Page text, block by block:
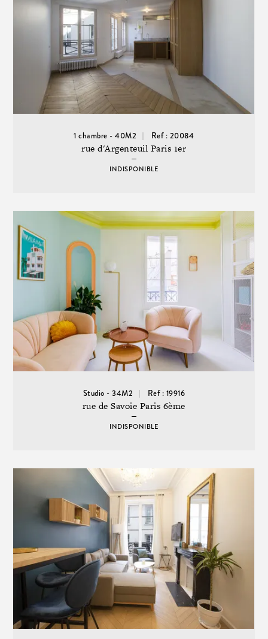
1 chambre - 40M2 Ref : 20084
rue d'Argenteuil Paris 1er
INDISPONIBLE
Studio - 34M2 Ref : 19916
rue de Savoie Paris 6ème
INDISPONIBLE